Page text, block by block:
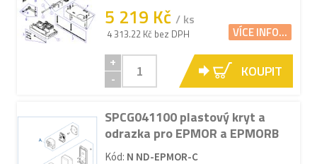
5 219 Kč / ks
4 313.22 Kč bez DPH VÍCE INFO...
+
-
KOUPIT
SPCG041100 plastový kryt a
odrazka pro EPMOR a EPMORB
Kód: N ND-EPMOR-C